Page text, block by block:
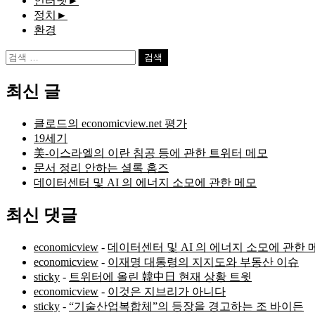
정치 ►
환경
검
최신 글
클로드의 economicview.net 평가
19세기
美-이스라엘의 이란 침공 등에 관한 트위터 메모
문서 정리 안하는 셜록 홈즈
데이터센터 및 AI 의 에너지 소모에 관한 메모
최신 댓글
economicview - 데이터센터 및 AI 의 에너지 소모에 관한
economicview - 이재명 대통령의 지지도와 부동산 이슈
sticky - 트위터에 올린 韓中日 현재 상황 트윗
economicview - 이것은 지브리가 아니다
sticky - “기술산업복합체”의 등장을 경고하는 조 바이든